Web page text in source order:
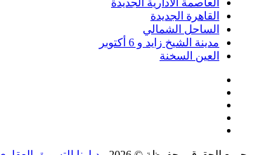
القاهرة الجديدة
الساحل الشمالي
مدينة الشيخ زايد و 6 أكتوبر
العين السخنة